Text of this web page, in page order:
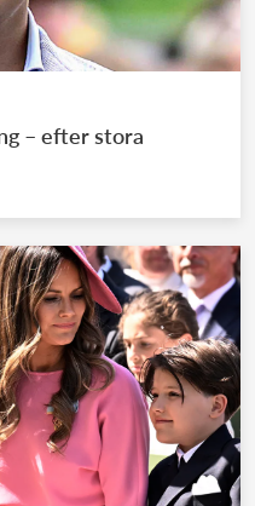
– efter stora